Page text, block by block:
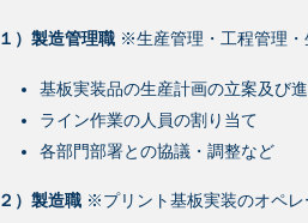
１）製造管理職 ※生産管理・工程管理
基板実装品の生産計画の立案及び
ライン作業の人員の割り当て
各部門部署との協議・調整など
２）製造職 ※プリント基板実装のオペレ